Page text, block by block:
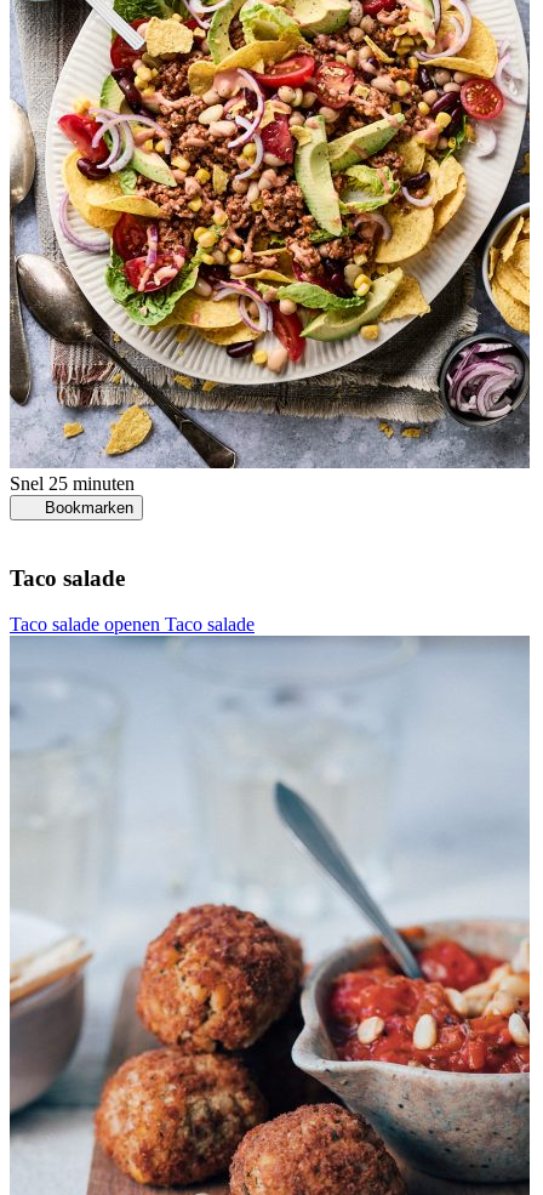
Snel 25 minuten
Bookmarken
Taco salade
Taco salade openen Taco salade